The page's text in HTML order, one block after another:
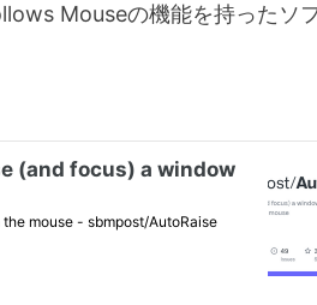
Mouseの機能を持ったソ